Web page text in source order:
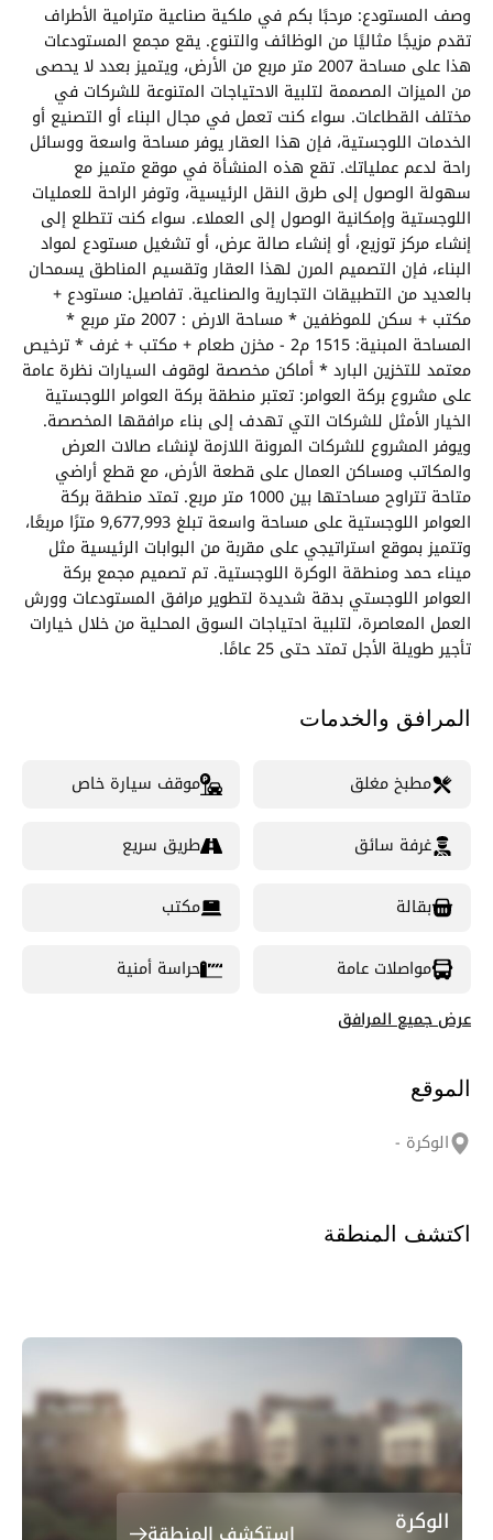
وصف المستودع: مرحبًا بكم في ملكية صناعية مترامية الأطراف
تقدم مزيجًا مثاليًا من الوظائف والتنوع. يقع مجمع المستودعات
هذا على مساحة 2007 متر مربع من الأرض، ويتميز بعدد لا يحصى
من الميزات المصممة لتلبية الاحتياجات المتنوعة للشركات في
مختلف القطاعات. سواء كنت تعمل في مجال البناء أو التصنيع أو
الخدمات اللوجستية، فإن هذا العقار يوفر مساحة واسعة ووسائل
راحة لدعم عملياتك. تقع هذه المنشأة في موقع متميز مع
سهولة الوصول إلى طرق النقل الرئيسية، وتوفر الراحة للعمليات
اللوجستية وإمكانية الوصول إلى العملاء. سواء كنت تتطلع إلى
إنشاء مركز توزيع، أو إنشاء صالة عرض، أو تشغيل مستودع لمواد
البناء، فإن التصميم المرن لهذا العقار وتقسيم المناطق يسمحان
بالعديد من التطبيقات التجارية والصناعية. تفاصيل: مستودع +
مكتب + سكن للموظفين * مساحة الارض : 2007 متر مربع *
المساحة المبنية: 1515 م2 - مخزن طعام + مكتب + غرف * ترخيص
معتمد للتخزين البارد * أماكن مخصصة لوقوف السيارات نظرة عامة
على مشروع بركة العوامر: تعتبر منطقة بركة العوامر اللوجستية
الخيار الأمثل للشركات التي تهدف إلى بناء مرافقها المخصصة.
ويوفر المشروع للشركات المرونة اللازمة لإنشاء صالات العرض
والمكاتب ومساكن العمال على قطعة الأرض، مع قطع أراضي
متاحة تتراوح مساحتها بين 1000 متر مربع. تمتد منطقة بركة
العوامر اللوجستية على مساحة واسعة تبلغ 9,677,993 مترًا مربعًا،
وتتميز بموقع استراتيجي على مقربة من البوابات الرئيسية مثل
ميناء حمد ومنطقة الوكرة اللوجستية. تم تصميم مجمع بركة
العوامر اللوجستي بدقة شديدة لتطوير مرافق المستودعات وورش
العمل المعاصرة، لتلبية احتياجات السوق المحلية من خلال خيارات
تأجير طويلة الأجل تمتد حتى 25 عامًا.
المرافق والخدمات
مطبخ مغلق موقف سيارة خاص
غرفة سائق طريق سريع
بقالة مكتب
مواصلات عامة
حراسة أمنية
عرض جميع المرافق
الموقع
الوكرة -
اكتشف المنطقة
الوكرة